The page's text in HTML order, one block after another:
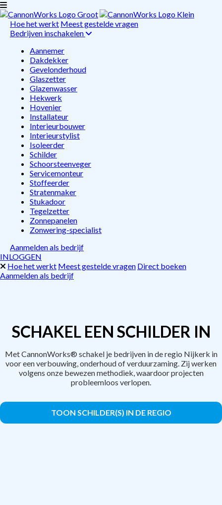
Hoe het werkt Meest gestelde vragen
Bedrijven inschakelen
Aannemer
Dakdekker
Gevelonderhoud
Glaszetter
Glazenwasser
Hekwerk
Hovenier
Installateur
Interieurbouwer
Interieurstylist
Isoleerder
Schilder
Schoorsteenveger
Servicemonteur
Stoffeerder
Stratenmaker
Stukadoor
Tegelzetter
Zonnepanelen
Zonwering-specialist
Aanmelden als bedrijf
INLOGGEN
Hoe het werkt Meest gestelde vragen Direct boeken
Aanmelden als bedrijf
SCHAKEL EEN SCHILDER IN
Met CannonWorks® schakel je bedrijven in de regio Nijkerk in
voor een verbouwing, onderhoud of verduurzaming. Zij werken
volgens onze bewezen methodiek, waardoor projecten
probleemloos verlopen.
TOON SCHILDER(S) IN DE REGIO